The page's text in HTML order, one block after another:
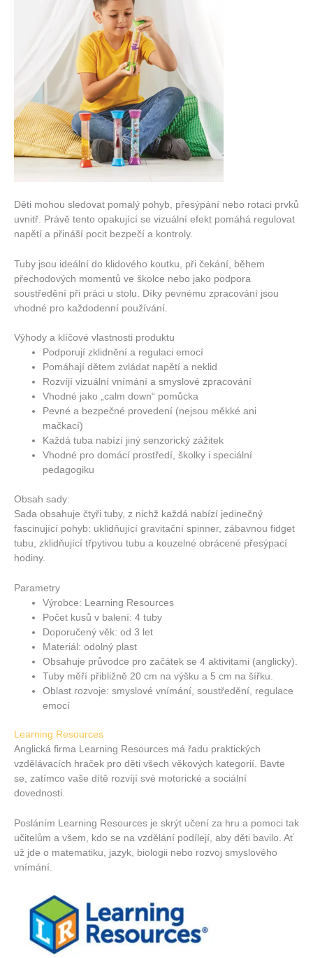
Děti mohou sledovat pomalý pohyb, přesýpání nebo rotaci prvků
uvnitř. Právě tento opakující se vizuální efekt pomáhá regulovat
napětí a přináší pocit bezpečí a kontroly.
Tuby jsou ideální do klidového koutku, při čekání, během
přechodových momentů ve školce nebo jako podpora
soustředění při práci u stolu. Díky pevnému zpracování jsou
vhodné pro každodenní používání.
Výhody a klíčové vlastnosti produktu
Podporují zklidnění a regulaci emocí
Pomáhají dětem zvládat napětí a neklid
Rozvíjí vizuální vnímání a smyslové zpracování
Vhodné jako „calm down“ pomůcka
Pevné a bezpečné provedení (nejsou měkké ani
mačkací)
Každá tuba nabízí jiný senzorický zážitek
Vhodné pro domácí prostředí, školky i speciální
pedagogiku
Obsah sady:
Sada obsahuje čtyři tuby, z nichž každá nabízí jedinečný
fascinující pohyb: uklidňující gravitační spinner, zábavnou fidget
tubu, zklidňující třpytivou tubu a kouzelné obrácené přesýpací
hodiny.
Parametry
Výrobce: Learning Resources
Počet kusů v balení: 4 tuby
Doporučený věk: od 3 let
Materiál: odolný plast
Obsahuje průvodce pro začátek se 4 aktivitami (anglicky).
Tuby měří přibližně 20 cm na výšku a 5 cm na šířku.
Oblast rozvoje: smyslové vnímání, soustředění, regulace
emocí
Learning Resources
Anglická firma Learning Resources má řadu praktických
vzdělávacích hraček pro děti všech věkových kategorií. Bavte
se, zatímco vaše dítě rozvíjí své motorické a sociální
dovednosti.
Posláním Learning Resources je skrýt učení za hru a pomoci tak
učitelům a všem, kdo se na vzdělání podílejí, aby děti bavilo. Ať
už jde o matematiku, jazyk, biologii nebo rozvoj smyslového
vnímání.